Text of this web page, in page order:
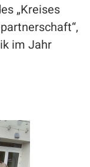
„Kreises
im Jahr